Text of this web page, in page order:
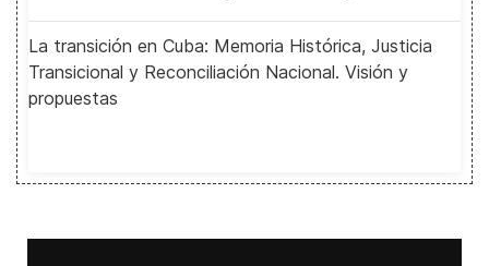
La transición en Cuba: Memoria Histórica, Justicia
Transicional y Reconciliación Nacional. Visión y
propuestas